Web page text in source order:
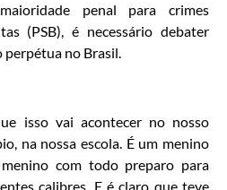
penal para crimes
(PSB), é necessário debater
perpétua no Brasil.
isso vai acontecer no nosso
na nossa escola. É um menino
com todo preparo para
calibres. E é claro que teve